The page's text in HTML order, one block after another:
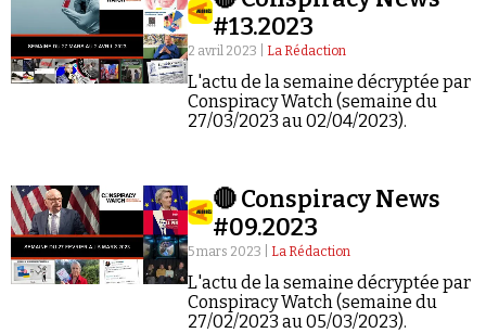
#13.2023
2 avril 2023 | La Rédaction
L'actu de la semaine décryptée par
Conspiracy Watch (semaine du
27/03/2023 au 02/04/2023).
🔴 Conspiracy News
#09.2023
5 mars 2023 | La Rédaction
L'actu de la semaine décryptée par
Conspiracy Watch (semaine du
27/02/2023 au 05/03/2023).